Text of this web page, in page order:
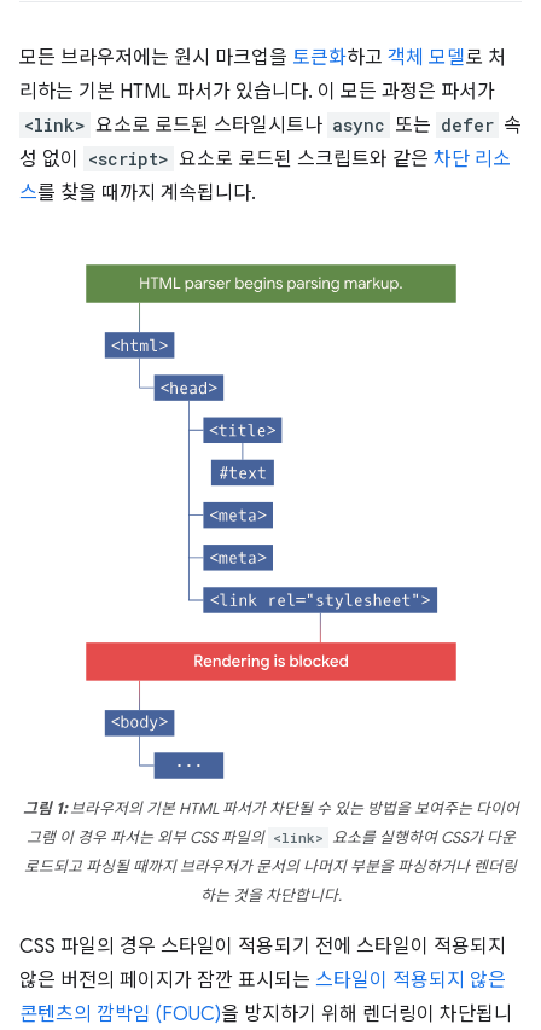
모든 브라우저에는 원시 마크업을 토큰화하고 객체 모델로 처
리하는 기본 HTML 파서가 있습니다. 이 모든 과정은 파서가
<link> 요소로 로드된 스타일시트나 async 또는 defer 속
성 없이
<script> 요소로 로드된 스크립트와 같은 차단 리소
스를 찾을 때까지 계속됩니다.
그림 1:브라우저의 기본 HTML 파서가 차단될 수 있는 방법을 보여주는 다이어
그램 이 경우 파서는 외부 CSS 파일의 <link> 요소를 실행하여 CSS가 다운
로드되고 파싱될 때까지 브라우저가 문서의 나머지 부분을 파싱하거나 렌더링
하는 것을 차단합니다.
CSS 파일의 경우 스타일이 적용되기 전에 스타일이 적용되지
않은 버전의 페이지가 잠깐 표시되는 스타일이 적용되지 않은
콘텐츠의 깜박임 (FOUC)을 방지하기 위해 렌더링이 차단됩니